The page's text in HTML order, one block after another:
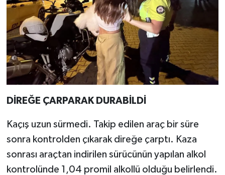
DİREĞE ÇARPARAK DURABİLDİ
Kaçış uzun sürmedi. Takip edilen araç bir süre
sonra kontrolden çıkarak direğe çarptı. Kaza
sonrası araçtan indirilen sürücünün yapılan alkol
kontrolünde 1,04 promil alkollü olduğu belirlendi.